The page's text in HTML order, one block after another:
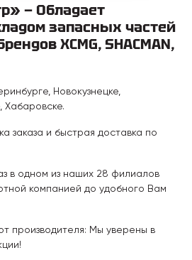
— Обладает
запасных частей
XCMG, SHACMAN,
Новокузнецке,
Хабаровске.
заказа и быстрая доставка по
в одном из наших 28 филиалов
компанией до удобного Вам
производителя: Мы уверены в